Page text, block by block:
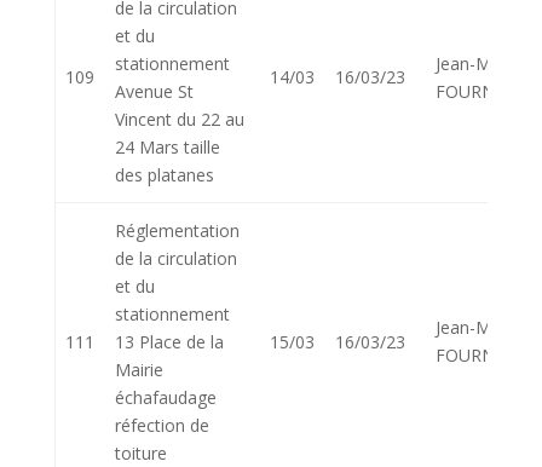
109
de la circulation
et du
stationnement
Avenue St
Vincent du 22 au
24 Mars taille
des platanes
14/03 16/03/23
Jean-Marie
FOURNIER
111
Réglementation
de la circulation
et du
stationnement
13 Place de la
Mairie
échafaudage
réfection de
toiture
15/03 16/03/23
Jean-Marie
FOURNIER